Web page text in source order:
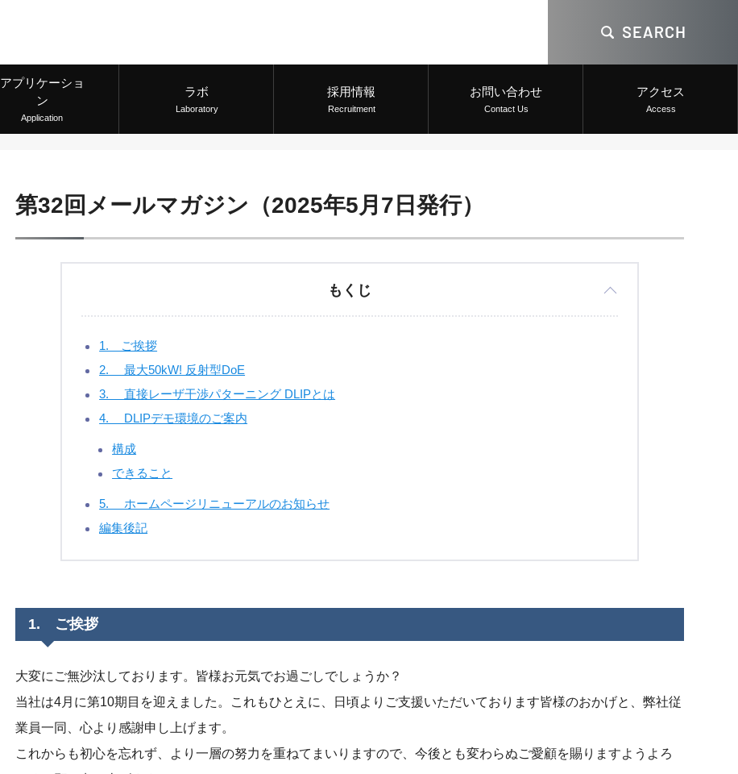
アプリケーショ
ン
Application
ラボ
Laboratory
採用情報
Recruitment
お問い合わせ
Contact Us
アクセス
Access
第32回メールマガジン（2025年5月7日発行）
もくじ
1. ご挨拶
2. 最大50kW! 反射型DoE
3. 直接レーザ干渉パターニング DLIPとは
4. DLIPデモ環境のご案内
構成
できること
5. ホームページリニューアルのお知らせ
編集後記
1. ご挨拶
大変にご無沙汰しております。皆様お元気でお過ごしでしょうか？
当社は4月に第10期目を迎えました。これもひとえに、日頃よりご支援いただいております皆様のおかげと、弊社従
業員一同、心より感謝申し上げます。
これからも初心を忘れず、より一層の努力を重ねてまいりますので、今後とも変わらぬご愛顧を賜りますようよろ